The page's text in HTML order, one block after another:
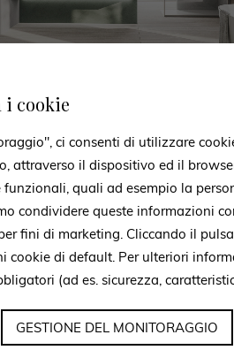
WENDEN SIE SICH AN
stehen
beraten
Sie Informationen erbitten. Unser
meldet sich so bald wie möglich bei
i cookie
ci consenti di utilizzare
attraverso il dispositivo ed il
quali ad esempio la
condividere queste informazioni
fini di marketing. Cliccando il
cookie di default. Per ulteriori
(ad es. sicurezza,
GESTIONE DEL MONITORAGGIO